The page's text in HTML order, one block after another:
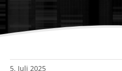
5. Juli 2025